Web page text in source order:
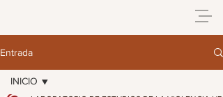
Entrada
INICIO